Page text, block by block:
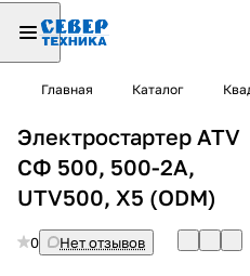
Главная Каталог
Электростартер ATV
СФ 500, 500-2A,
UTV500, X5 (ODM)
0 Нет отзывов